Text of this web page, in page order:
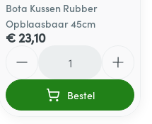
Bota Kussen Rubber
Opblaasbaar 45cm
€ 23,10
Bestel